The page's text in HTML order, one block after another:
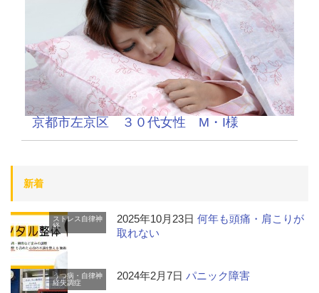
京都市左京区 ３０代女性 M・I様
新着
ストレス 自律神
経
2025年10月23日何年も頭痛・肩こりが
取れない
うつ病・自律神
経失調症
2024年2月7日パニック障害